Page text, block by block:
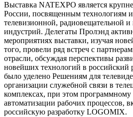
Выставка NATEXPO является
России, посвященным технологиям
телевизионной, радиовещательной
индустрий. Делегаты Пролэнд
мероприятиях выставки, изучая
того, провели ряд встреч с
отрасли, обсуждая перспективы
новейших технологий в
было уделено Решениям для
организации служебной связи в
комплексах, при этом
автоматизации рабочих процессов,
российскую разработку LOGOMIX.